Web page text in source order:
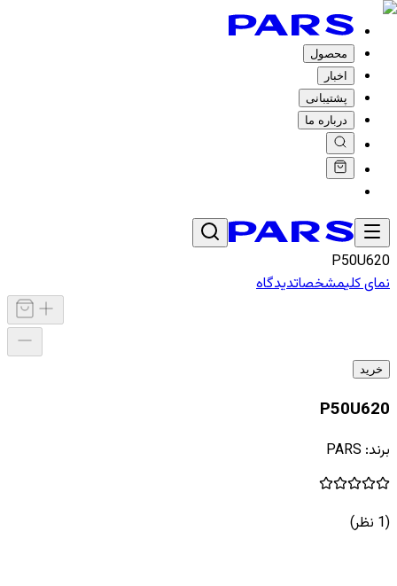
محصول
اخبار
پشتیبانی
درباره ما
P50U620
نمای کلیمشخصاتدیدگاه
خرید
P50U620
برند: PARS
(
1 نظر)